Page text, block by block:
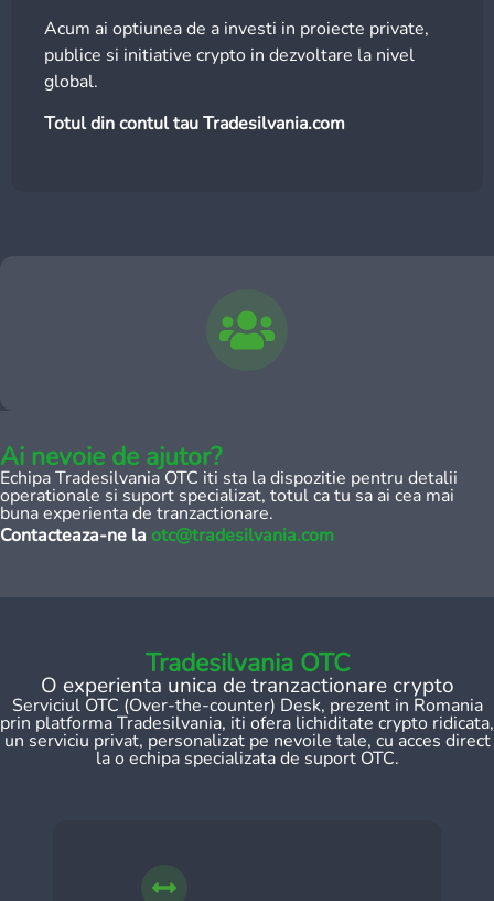
Acum ai optiunea de a investi in proiecte private,
publice si initiative crypto in dezvoltare la nivel
global.
Totul din contul tau Tradesilvania.com
Ai nevoie de ajutor?
Echipa Tradesilvania OTC iti sta la dispozitie pentru detalii
operationale si suport specializat, totul ca tu sa ai cea mai
buna experienta de tranzactionare.
Contacteaza-ne la otc@tradesilvania.com
Tradesilvania OTC
O experienta unica de tranzactionare crypto
Serviciul OTC (Over-the-counter) Desk, prezent in Romania
prin platforma Tradesilvania, iti ofera lichiditate crypto ridicata,
un serviciu privat, personalizat pe nevoile tale, cu acces direct
la o echipa specializata de suport OTC.